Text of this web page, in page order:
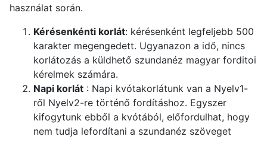
használat során.
Kérésenkénti korlát: kérésenként legfeljebb 500
karakter megengedett. Ugyanazon a idő, nincs
korlátozás a küldhető szundanéz magyar forditoi
kérelmek számára.
Napi korlát: Napi kvótakorlátunk van a Nyelv1-
ről Nyelv2-re történő fordításhoz. Egyszer
kifogytunk ebből a kvótából, előfordulhat, hogy
nem tudja lefordítani a szundanéz szöveget